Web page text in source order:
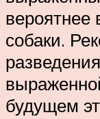
вероятнее
собаки.
будущем